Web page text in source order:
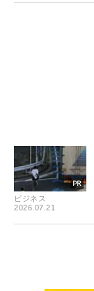
ビジネス
2026.07.21